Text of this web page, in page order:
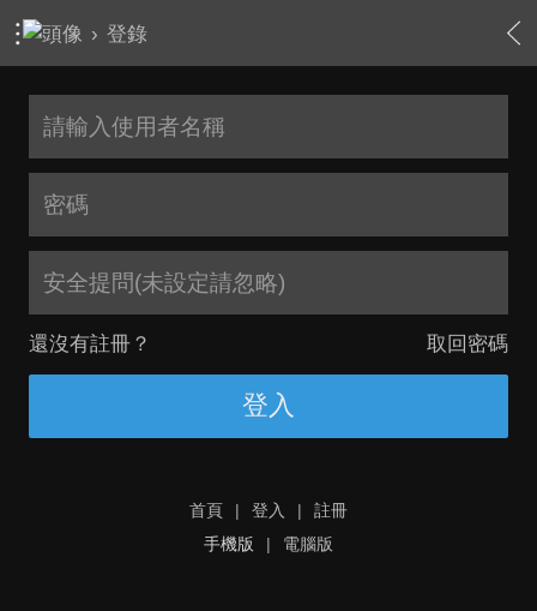
› 登錄
安全提問(未設定請忽略)
還沒有註冊？ 取回密碼
登入
首頁 | 登入 |
註冊
手機版
| 電腦版